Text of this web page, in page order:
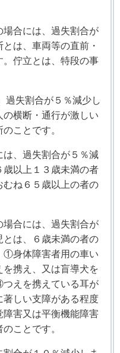
合には、過失割合が
は、車両等の直前・
佇立とは、特段の事
過失割合が５％減少し
の横断・通行が激しい
ことです。
、過失割合が５％減
歳以上１３歳未満の者
ね６５歳以上の者の
合には、過失割合が
とは、６歳未満の者の
①身体障害者用の車い
携え、又は盲導犬を
えを携えている耳が
しい支障がある程度
害又は平衡機能障害
ことです。